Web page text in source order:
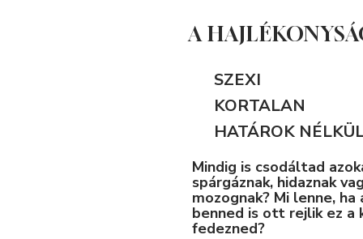
SZEXI
KORTALAN
HATÁROK
A
Mindig is csodáltad
spárgáznak, hidaznak
mozognak? Mi lenne,
benned is ott rejlik ez a
fedezned?